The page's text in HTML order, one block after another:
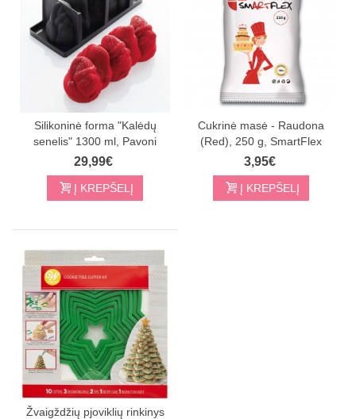
Silikoninė forma "Kalėdų
senelis" 1300 ml, Pavoni
29,99€
Į KREPŠELĮ
Cukrinė masė - Raudona
(Red), 250 g, SmartFlex
3,95€
Į KREPŠELĮ
Žvaigždžių pjoviklių rinkinys